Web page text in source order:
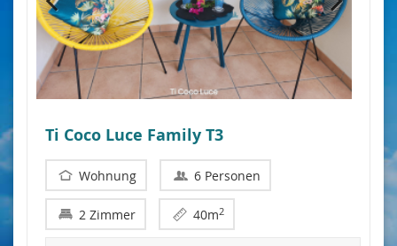
Ti Coco Luce Family T3
Wohnung 6 Personen
2 Zimmer 40m2